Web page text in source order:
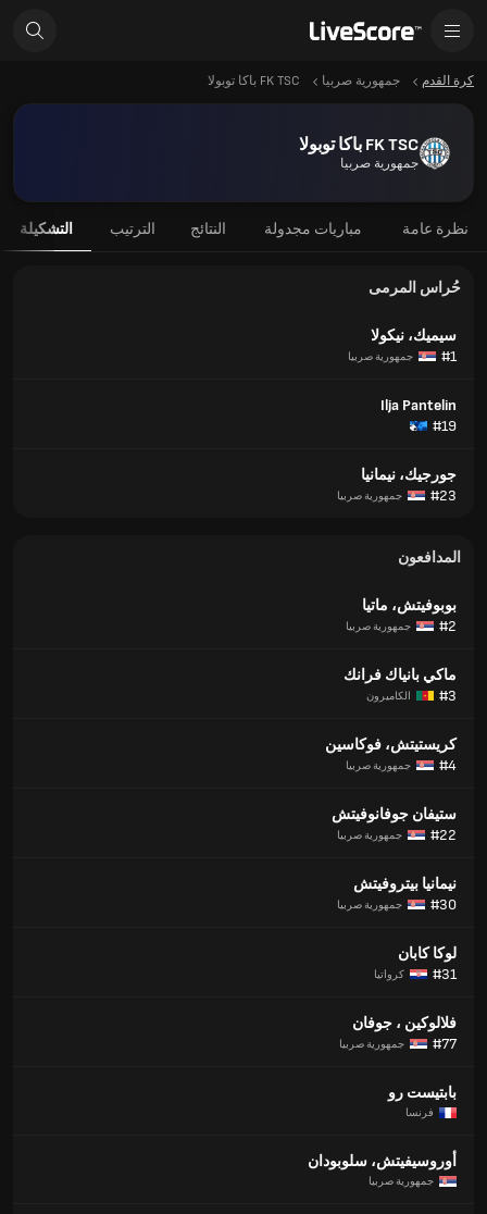
كرة القدم جمهورية صربيا FK TSC باكا توبولا
FK TSC باكا توبولا
جمهورية صربيا
نظرة عامة مباريات مجدولة النتائج الترتيب التشكيلة
حُراس المرمى
سيميك، نيكولا
#1
جمهورية صربيا
Ilja Pantelin
#19
جورجيك، نيمانيا
#23
جمهورية صربيا
المدافعون
بوبوفيتش، ماتيا
#2
جمهورية صربيا
ماكي بانياك فرانك
#3
الكاميرون
كريستيتش، فوكاسين
#4
جمهورية صربيا
ستيفان جوفانوفيتش
#22
جمهورية صربيا
نيمانيا بيتروفيتش
#30
جمهورية صربيا
لوكا كابان
#31
كرواتيا
فلالوكين ، جوفان
#77
جمهورية صربيا
بابتيست رو
فرنسا
أوروسيفيتش، سلوبودان
جمهورية صربيا